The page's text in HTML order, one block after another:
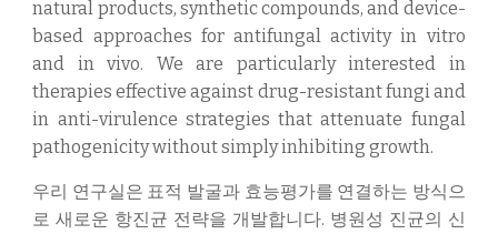
natural products, synthetic compounds, and device-
based approaches for antifungal activity in vitro
and in vivo. We are particularly interested in
therapies effective against drug-resistant fungi and
in anti-virulence strategies that attenuate fungal
pathogenicity without simply inhibiting growth.
우리 연구실은 표적 발굴과 효능평가를 연결하는 방식으
로 새로운 항진균 전략을 개발합니다. 병원성 진균의 신